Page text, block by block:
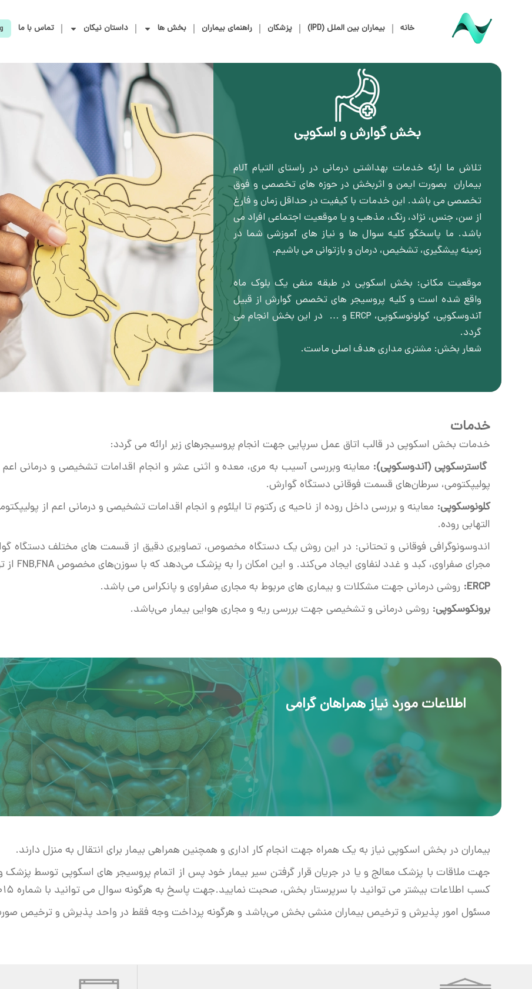
خانه بیماران بین الملل (IPD) پزشکان راهنمای بیماران بخش ها داستان نیکان تماس با ما
بخش گوارش و اسکوپی
تلاش ما ارئه خدمات بهداشتی درمانی در راستای التیام آلام
بیماران بصورت ایمن و اثربخش در حوزه های تخصصی و فوق
تخصصی می باشد. این خدمات با کیفیت در حداقل زمان و فارغ
از سن، جنس، نژاد، رنگ، مذهب و یا موقعیت اجتماعی افراد می
باشد. ما پاسخگو کلیه سوال ها و نیاز های آموزشی شما در
زمینه پیشگیری، تشخیص، درمان و بازتوانی می باشیم.
موقعیت مکانی: بخش اسکوپی در طبقه منفی یک بلوک ماه
واقع شده است و کلیه پروسیجر های تخصص گوارش از قبیل
آندوسکوپی، کولونوسکوپی، ERCP و … در این بخش انجام می
گردد.
شعار بخش: مشتری مداری هدف اصلی ماست.
خدمات
خدمات بخش اسکوپی در قالب اتاق عمل سرپایی جهت انجام پروسیجرهای زیر ارائه می گردد:
گاسترسکوپی (آندوسکوپی): معاینه وبررسی آسیب به مری، معده و اثنی عشر و انجام اقدامات تشخیصی و درمانی اعم
پولیپکتومی، سرطان‌های قسمت فوقانی دستگاه گوارش.
کلونوسکوپی:
التهابی روده.
اندوسونوگرافی فوقانی و تحتانی: در این روش یک دستگاه مخصوص، تصاویری دقیق از قسمت های مختلف دستگاه
مجرای صفراوی، کبد و غدد لنفاوی ایجاد می‌کند. و این امکان را به پزشک می‌دهد که با سوزن‌های مخصوص FNB,FNA از توده های بدن نمونه برداری کند.
ERCP
: روشی درمانی جهت مشکلات و بیماری های مربوط به مجاری صفراوی و پانکراس می باشد.
برونکوسکوپی: روشی درمانی و تشخیصی جهت بررسی ریه و مجاری هوایی بیمار می‌باشد.
اطلاعات مورد نیاز همراهان گرامی
بیماران در بخش اسکوپی نیاز به یک همراه جهت انجام کار اداری و همچنین همراهی بیمار برای انتقال به منزل دارند.
جهت ملاقات با پزشک معالج و یا در جریان قرار گرفتن سیر بیمار خود پس از اتمام پروسیجر های اسکوپی توسط
کسب اطلاعات بیشتر می توانید با سرپرستار بخش، صحبت نمایید.جهت پاسخ به هرگونه سوال می توانید با شماره ۲۹۱۲۱۰۱۵ تماس حاصل نمایید.
مسئول امور پذیرش و ترخیص بیماران منشی بخش می‌باشد و هرگونه پرداخت وجه فقط در واحد پذیرش و ترخیص